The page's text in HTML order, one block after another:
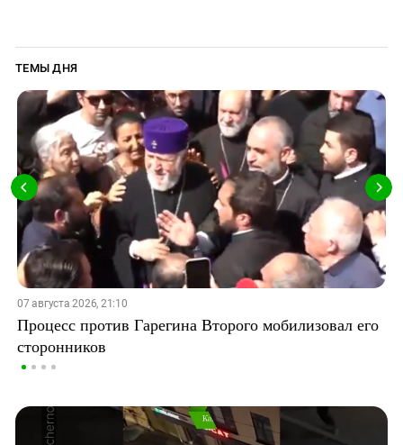
ТЕМЫ ДНЯ
07 августа 2026, 21:10
Процесс против Гарегина Второго мобилизовал его
сторонников